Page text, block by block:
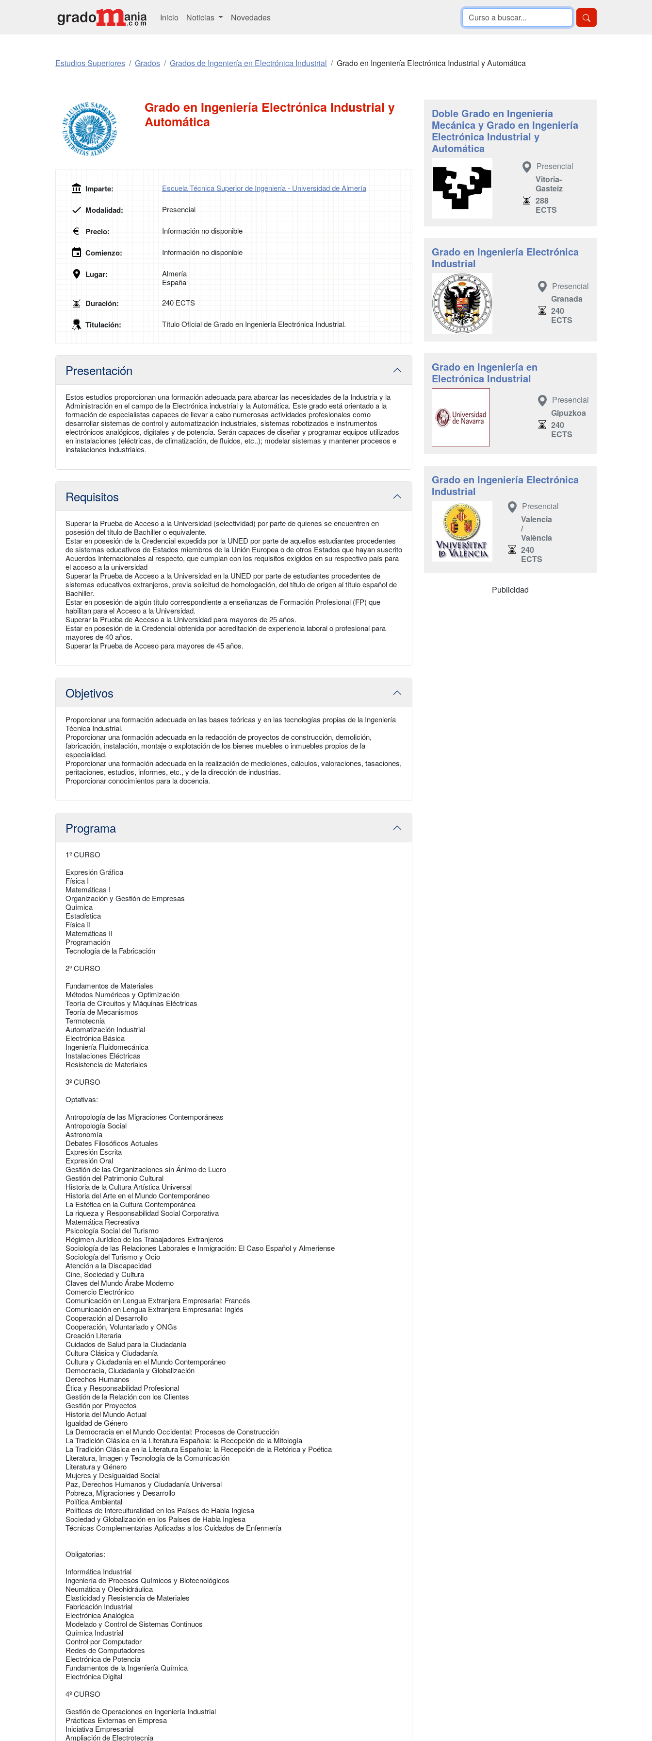
Inicio Noticias Novedades
Estudios Superiores Grados Grados de Ingeniería en Electrónica Industrial Grado en Ingeniería Electrónica Industrial y Automática
Grado en Ingeniería Electrónica Industrial y
Automática
Imparte: Escuela Técnica Superior de Ingeniería - Universidad de Almería
Modalidad: Presencial
Precio: Información no disponible
Comienzo: Información no disponible
Lugar:
Almería
España
Duración: 240 ECTS
Titulación: Título Oficial de Grado en Ingeniería Electrónica Industrial.
Presentación
Estos estudios proporcionan una formación adecuada para abarcar las necesidades de la Industria y la
Administración en el campo de la Electrónica industrial y la Automática. Este grado está orientado a la
formación de especialistas capaces de llevar a cabo numerosas actividades profesionales como
desarrollar sistemas de control y automatización industriales, sistemas robotizados e instrumentos
electrónicos analógicos, digitales y de potencia. Serán capaces de diseñar y programar equipos utilizados
en instalaciones (eléctricas, de climatización, de fluidos, etc..); modelar sistemas y mantener procesos e
instalaciones industriales.
Requisitos
Superar la Prueba de Acceso a la Universidad (selectividad) por parte de quienes se encuentren en
posesión del título de Bachiller o equivalente.
Estar en posesión de la Credencial expedida por la UNED por parte de aquellos estudiantes procedentes
de sistemas educativos de Estados miembros de la Unión Europea o de otros Estados que hayan suscrito
Acuerdos Internacionales al respecto, que cumplan con los requisitos exigidos en su respectivo país para
el acceso a la universidad
Superar la Prueba de Acceso a la Universidad en la UNED por parte de estudiantes procedentes de
sistemas educativos extranjeros, previa solicitud de homologación, del título de origen al título español de
Bachiller.
Estar en posesión de algún título correspondiente a enseñanzas de Formación Profesional (FP) que
habilitan para el Acceso a la Universidad.
Superar la Prueba de Acceso a la Universidad para mayores de 25 años.
Estar en posesión de la Credencial obtenida por acreditación de experiencia laboral o profesional para
mayores de 40 años.
Superar la Prueba de Acceso para mayores de 45 años.
Objetivos
Proporcionar una formación adecuada en las bases teóricas y en las tecnologías propias de la Ingeniería
Técnica Industrial.
Proporcionar una formación adecuada en la redacción de proyectos de construcción, demolición,
fabricación, instalación, montaje o explotación de los bienes muebles o inmuebles propios de la
especialidad.
Proporcionar una formación adecuada en la realización de mediciones, cálculos, valoraciones, tasaciones,
peritaciones, estudios, informes, etc., y de la dirección de industrias.
Proporcionar conocimientos para la docencia.
Programa
1º CURSO
Expresión Gráfica
Física I
Matemáticas I
Organización y Gestión de Empresas
Química
Estadística
Física II
Matemáticas II
Programación
Tecnología de la Fabricación
2º CURSO
Fundamentos de Materiales
Métodos Numéricos y Optimización
Teoría de Circuitos y Máquinas Eléctricas
Teoría de Mecanismos
Termotecnia
Automatización Industrial
Electrónica Básica
Ingeniería Fluidomecánica
Instalaciones Eléctricas
Resistencia de Materiales
3º CURSO
Optativas:
Antropología de las Migraciones Contemporáneas
Antropología Social
Astronomía
Debates Filosóficos Actuales
Expresión Escrita
Expresión Oral
Gestión de las Organizaciones sin Ánimo de Lucro
Gestión del Patrimonio Cultural
Historia de la Cultura Artística Universal
Historia del Arte en el Mundo Contemporáneo
La Estética en la Cultura Contemporánea
La riqueza y Responsabilidad Social Corporativa
Matemática Recreativa
Psicología Social del Turismo
Régimen Jurídico de los Trabajadores Extranjeros
Sociología de las Relaciones Laborales e Inmigración: El Caso Español y Almeriense
Sociología del Turismo y Ocio
Atención a la Discapacidad
Cine, Sociedad y Cultura
Claves del Mundo Árabe Moderno
Comercio Electrónico
Comunicación en Lengua Extranjera Empresarial: Francés
Comunicación en Lengua Extranjera Empresarial: Inglés
Cooperación al Desarrollo
Cooperación, Voluntariado y ONGs
Creación Literaria
Cuidados de Salud para la Ciudadanía
Cultura Clásica y Ciudadanía
Cultura y Ciudadanía en el Mundo Contemporáneo
Democracia, Ciudadanía y Globalización
Derechos Humanos
Ética y Responsabilidad Profesional
Gestión de la Relación con los Clientes
Gestión por Proyectos
Historia del Mundo Actual
Igualdad de Género
La Democracia en el Mundo Occidental: Procesos de Construcción
La Tradición Clásica en la Literatura Española: la Recepción de la Mitología
La Tradición Clásica en la Literatura Española: la Recepción de la Retórica y Poética
Literatura, Imagen y Tecnología de la Comunicación
Literatura y Género
Mujeres y Desigualdad Social
Paz, Derechos Humanos y Ciudadanía Universal
Pobreza, Migraciones y Desarrollo
Política Ambiental
Políticas de Interculturalidad en los Países de Habla Inglesa
Sociedad y Globalización en los Países de Habla Inglesa
Técnicas Complementarias Aplicadas a los Cuidados de Enfermería
Obligatorias:
Informática Industrial
Ingeniería de Procesos Químicos y Biotecnológicos
Neumática y Oleohidráulica
Elasticidad y Resistencia de Materiales
Fabricación Industrial
Electrónica Analógica
Modelado y Control de Sistemas Continuos
Química Industrial
Control por Computador
Redes de Computadores
Electrónica de Potencia
Fundamentos de la Ingeniería Química
Electrónica Digital
4º CURSO
Gestión de Operaciones en Ingeniería Industrial
Prácticas Externas en Empresa
Iniciativa Empresarial
Ampliación de Electrotecnia
Doble Grado en Ingeniería
Mecánica y Grado en Ingeniería
Electrónica Industrial y
Automática
Presencial
Vitoria-
Gasteiz
288
ECTS
Grado en Ingeniería Electrónica
Industrial
Presencial
Granada
240
ECTS
Grado en Ingeniería en
Electrónica Industrial
Presencial
Gipuzkoa
240
ECTS
Grado en Ingeniería Electrónica
Industrial
Presencial
Valencia
/
València
240
ECTS
Publicidad